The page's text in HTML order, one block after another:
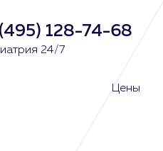
128-74-68
24/7
Цены